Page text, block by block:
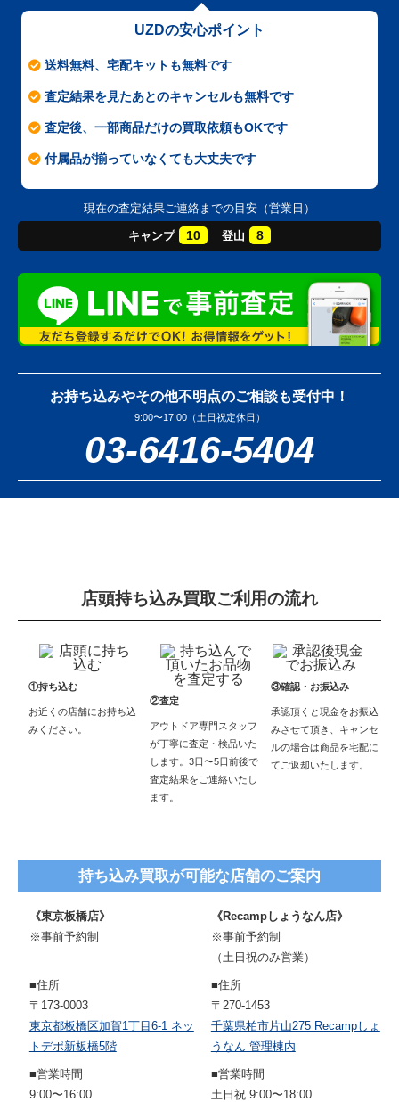
UZDの安心ポイント
送料無料、宅配キットも無料です
査定結果を見たあとのキャンセルも無料です
査定後、一部商品だけの買取依頼もOKです
付属品が揃っていなくても大丈夫です
現在の査定結果ご連絡までの目安（営業日）
キャンプ 10 登山 8
お持ち込みやその他不明点のご相談も受付中！
9:00〜17:00（土日祝定休日）
03-6416-5404
店頭持ち込み買取ご利用の流れ
①持ち込む
お近くの店舗にお持ち込
みください。
②査定
アウトドア専門スタッフ
が丁寧に査定・検品いた
します。3日〜5日前後で
査定結果をご連絡いたし
ます。
③確認・お振込み
承認頂くと現金をお振込
みさせて頂き、キャンセ
ルの場合は商品を宅配に
てご返却いたします。
持ち込み買取が可能な店舗のご案内
《東京板橋店》
※事前予約制
■住所
〒173-0003
東京都板橋区加賀1丁目6-1 ネッ
トデポ新板橋5階
■営業時間
9:00〜16:00
《Recampしょうなん店》
※事前予約制
（土日祝のみ営業）
■住所
〒270-1453
千葉県柏市片山275 Recampしょ
うなん 管理棟内
■営業時間
土日祝 9:00〜18:00